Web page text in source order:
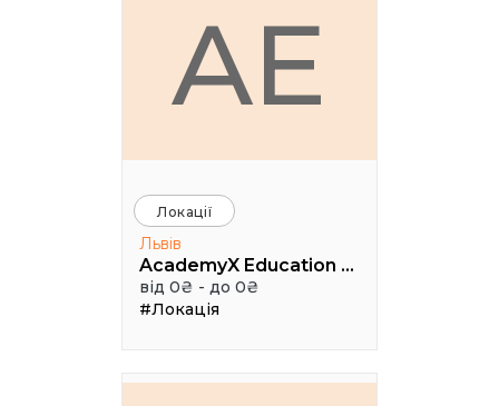
AE
Локації
Львів
AcademyX Education Hub
від 0₴ - до 0₴
#Локація